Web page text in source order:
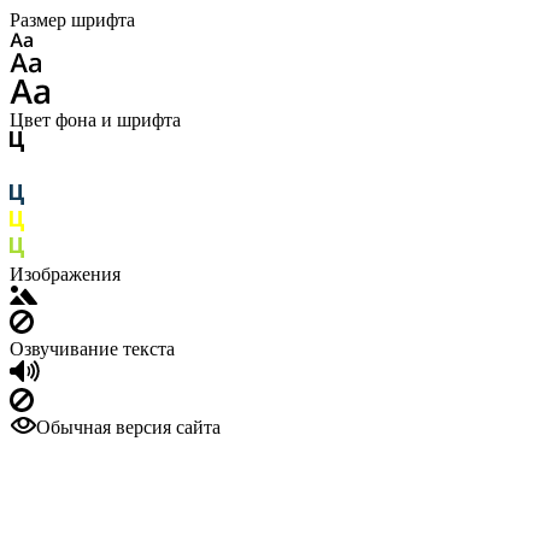
Размер шрифта
Цвет фона и шрифта
Изображения
Озвучивание текста
Обычная версия сайта